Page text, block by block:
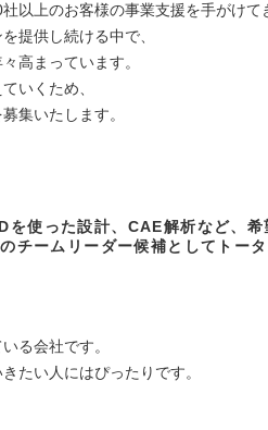
以上のお客様の事業支援を手がけて
提供し続ける中で、
高まっています。
いくため、
集いたします。
使った設計、CAE解析など、希
チームリーダー候補としてトー
る会社です。
たい人にはぴったりです。